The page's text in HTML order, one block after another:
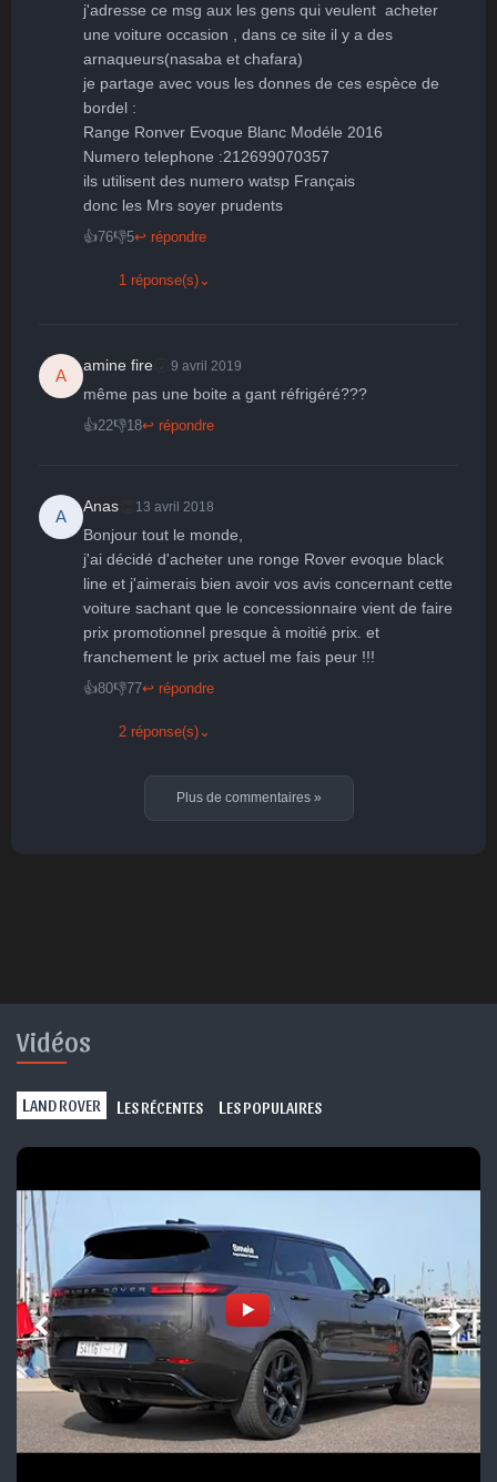
j'adresse ce msg aux les gens qui veulent  acheter
une voiture occasion , dans ce site il y a des
arnaqueurs(nasaba et chafara)
je partage avec vous les donnes de ces espèce de
bordel :
Range Ronver Evoque Blanc Modéle 2016
Numero telephone :212699070357
ils utilisent des numero watsp Français
👍76👎5↩ répondre
1 réponse(s) ⌄
A
amine fire 9 avril 2019
même pas une boite a gant réfrigéré???
👍22👎18↩ répondre
A
Anas 13 avril 2018
Bonjour tout le monde,
j'ai décidé d'acheter une ronge Rover evoque black
line et j'aimerais bien avoir vos avis concernant cette
voiture sachant que le concessionnaire vient de faire
prix promotionnel presque à moitié prix. et
franchement le prix actuel me fais peur !!!
👍80👎77↩ répondre
2 réponse(s) ⌄
Plus de commentaires »
Vidéos
L AND ROVER L ES RÉCENTES L ES POPULAIRES